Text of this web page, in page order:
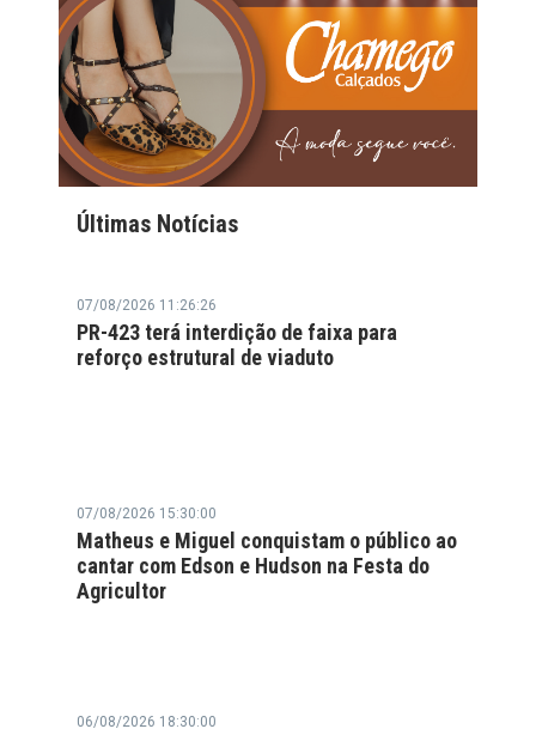
Últimas Notícias
07/08/2026 11:26:26
PR-423 terá interdição de faixa para
reforço estrutural de viaduto
07/08/2026 15:30:00
Matheus e Miguel conquistam o público ao
cantar com Edson e Hudson na Festa do
Agricultor
06/08/2026 18:30:00